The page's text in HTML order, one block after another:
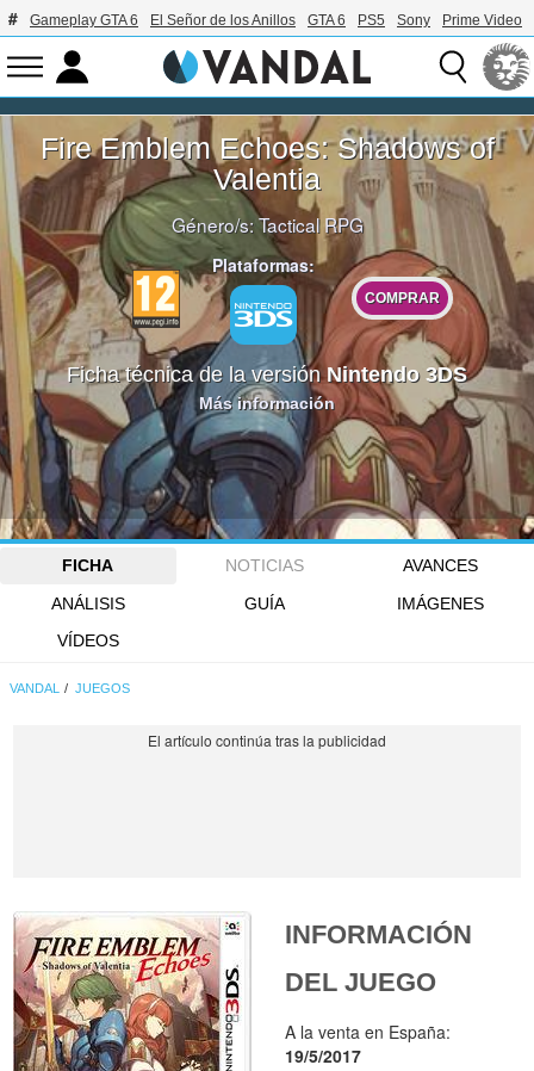
Gameplay GTA 6 El Señor de los Anillos GTA 6 PS5 Sony Prime Video
Fire Emblem Echoes: Shadows of
Valentia
Género/s:Tactical RPG
Plataformas:
COMPRAR
Ficha técnica de la versiónNintendo 3DS
Más información
FICHA NOTICIAS
AVANCES
ANÁLISIS
GUÍA
IMÁGENES
VÍDEOS
VANDAL JUEGOS
INFORMACIÓN
DEL JUEGO
A la venta en España:
19/5/2017